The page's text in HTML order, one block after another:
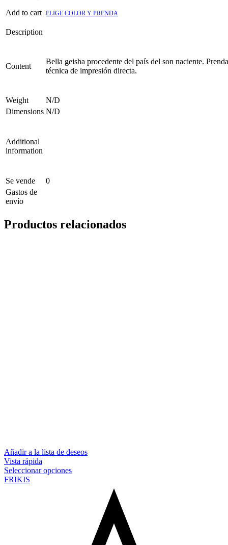
Add to cart ELIGE COLOR Y PRENDA
Description
Content
Bella geisha procedente del país del son naciente.
técnica de impresión directa.
Weight
N/D
Dimensions N/D
Additional
information
Se vende
0
Gastos de
envío
Productos relacionados
Añadir a la lista de deseos
Vista rápida
Seleccionar opciones
FRIKIS